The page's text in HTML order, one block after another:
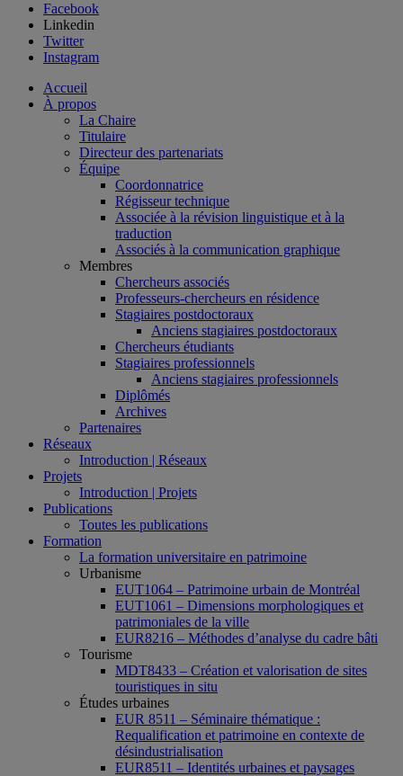
Facebook
Linkedin
Twitter
Instagram
Accueil
À propos
La Chaire
Titulaire
Directeur des partenariats
Équipe
Coordonnatrice
Régisseur technique
Associée à la révision linguistique et à la
traduction
Associés à la communication graphique
Membres
Chercheurs associés
Professeurs-chercheurs en résidence
Stagiaires postdoctoraux
Anciens stagiaires postdoctoraux
Chercheurs étudiants
Stagiaires professionnels
Anciens stagiaires professionnels
Diplômés
Archives
Partenaires
Réseaux
Introduction | Réseaux
Projets
Introduction | Projets
Publications
Toutes les publications
Formation
La formation universitaire en patrimoine
Urbanisme
EUT1064 – Patrimoine urbain de Montréal
EUT1061 – Dimensions morphologiques et
patrimoniales de la ville
EUR8216 – Méthodes d’analyse du cadre bâti
Tourisme
MDT8433 – Création et valorisation de sites
touristiques in situ
Études urbaines
EUR 8511 – Séminaire thématique :
Requalification et patrimoine en contexte de
désindustrialisation
EUR8511 – Identités urbaines et paysages